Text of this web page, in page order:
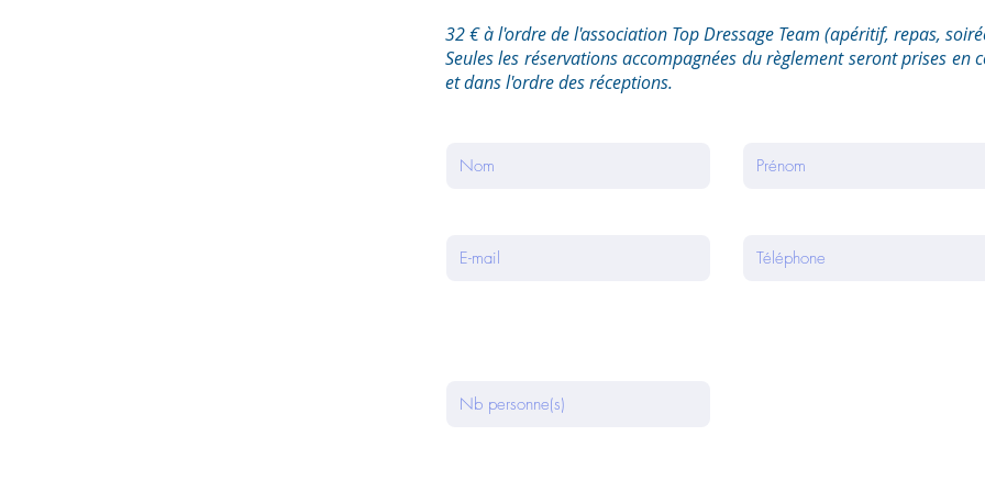
32 € à l'ordre de l'association Top Dressage Team (apéritif, repas,
Seules les réservations accompagnées du règlement seront prises en
et dans l'ordre des réceptions.